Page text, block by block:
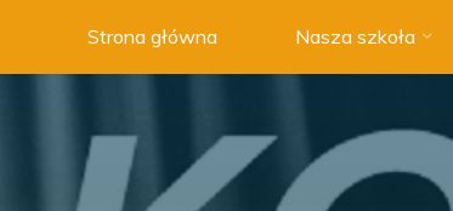
nr 3 w
Swarzędzu
Strona główna Nasza szkoła